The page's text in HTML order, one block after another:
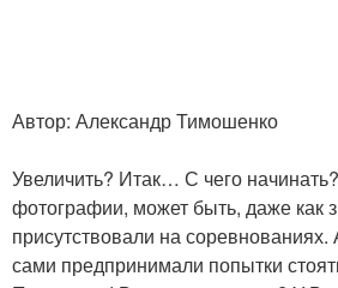
Автор: Александр Тимошенко
Увеличить? Итак… С чего
фотографии, может быть, даже как
присутствовали на
сами предпринимали попытки